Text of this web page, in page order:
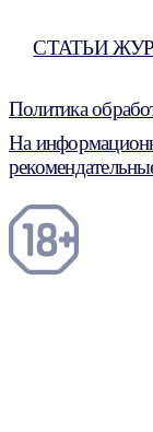
СТАТЬИ
Политика
На